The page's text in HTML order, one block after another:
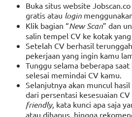
Buka situs website
gratis atau login
Klik bagian “New Scan” dan
salin tempel CV ke kotak
Setelah CV berhasil
pekerjaan yang ingin kamu
Tunggu selama beberapa saat
selesai memindai CV kamu.
Selanjutnya akan muncul
dari persentasi kesesuaian
friendly, kata kunci apa saja
atau dihapus, hingga